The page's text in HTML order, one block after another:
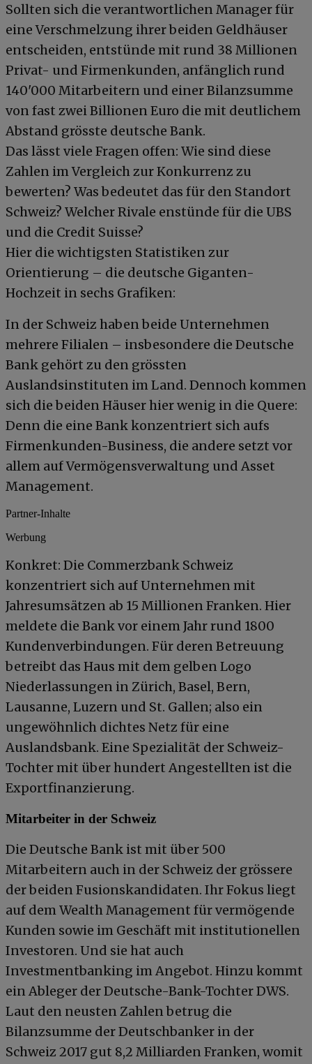
Sollten sich die verantwortlichen Manager für
eine Verschmelzung ihrer beiden Geldhäuser
entscheiden, entstünde mit rund 38 Millionen
Privat- und Firmenkunden, anfänglich rund
140'000 Mitarbeitern und einer Bilanzsumme
von fast zwei Billionen Euro die mit deutlichem
Abstand grösste deutsche Bank.
Das lässt viele Fragen offen: Wie sind diese
Zahlen im Vergleich zur Konkurrenz zu
bewerten? Was bedeutet das für den Standort
Schweiz? Welcher Rivale enstünde für die UBS
und die Credit Suisse?
Hier die wichtigsten Statistiken zur
Orientierung – die deutsche Giganten-
Hochzeit in sechs Grafiken:
In der Schweiz haben beide Unternehmen
mehrere Filialen – insbesondere die Deutsche
Bank gehört zu den grössten
Auslandsinstituten im Land. Dennoch kommen
sich die beiden Häuser hier wenig in die Quere:
Denn die eine Bank konzentriert sich aufs
Firmenkunden-Business, die andere setzt vor
allem auf Vermögensverwaltung und Asset
Management.
Partner-Inhalte
Werbung
Konkret: Die Commerzbank Schweiz
konzentriert sich auf Unternehmen mit
Jahresumsätzen ab 15 Millionen Franken. Hier
meldete die Bank vor einem Jahr rund 1800
Kundenverbindungen. Für deren Betreuung
betreibt das Haus mit dem gelben Logo
Niederlassungen in Zürich, Basel, Bern,
Lausanne, Luzern und St. Gallen; also ein
ungewöhnlich dichtes Netz für eine
Auslandsbank. Eine Spezialität der Schweiz-
Tochter mit über hundert Angestellten ist die
Exportfinanzierung.
Mitarbeiter in der Schweiz
Die Deutsche Bank ist mit über 500
Mitarbeitern auch in der Schweiz der grössere
der beiden Fusionskandidaten. Ihr Fokus liegt
auf dem Wealth Management für vermögende
Kunden sowie im Geschäft mit institutionellen
Investoren. Und sie hat auch
Investmentbanking im Angebot. Hinzu kommt
ein Ableger der Deutsche-Bank-Tochter DWS.
Laut den neusten Zahlen betrug die
Bilanzsumme der Deutschbanker in der
Schweiz 2017 gut 8,2 Milliarden Franken, womit